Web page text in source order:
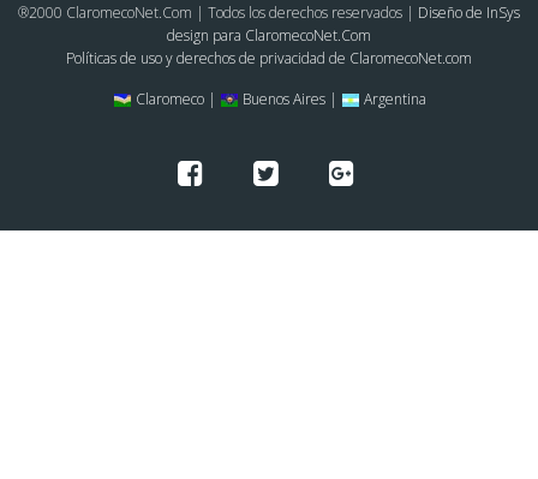
®2000 ClaromecoNet.Com | Todos los derechos reservados | Diseño de InSys
design para ClaromecoNet.Com
Políticas de uso y derechos de privacidad de ClaromecoNet.com
Claromeco |
Buenos Aires | Argentina